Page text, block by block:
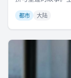
都市 大陆